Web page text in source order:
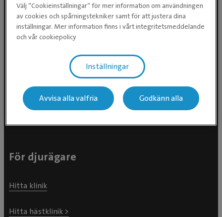
Evidensia Djursjukvård AB
Östhammarsgatan 74
115 28 Stockholm
För djurägare
Hitta klinik
Hitta hästklinik >
Välj ”Cookieinställningar” för mer information om användningen
av cookies och spårningstekniker samt för att justera dina
inställningar. Mer information finns i vårt integritetsmeddelande
och vår cookiepolicy
Inställningar
Avvisa alla valfria Godkänn alla